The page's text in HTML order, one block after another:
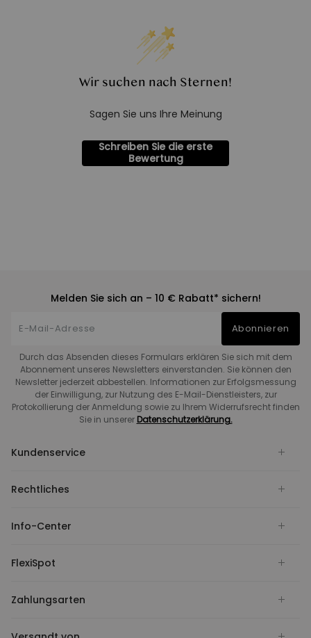
Wir suchen nach Sternen!
Sagen Sie uns Ihre Meinung
Schreiben Sie die erste
Bewertung
Melden Sie sich an – 10 € Rabatt* sichern!
Abonnieren
Durch das Absenden dieses Formulars erklären Sie sich mit dem
Abonnement unseres Newsletters einverstanden. Sie können den
Newsletter jederzeit abbestellen. Informationen zur Erfolgsmessung
der Einwilligung, zur Nutzung des E-Mail-Dienstleisters, zur
Protokollierung der Anmeldung sowie zu Ihrem Widerrufsrecht finden
Sie in unserer Datenschutzerklärung.
Kundenservice
Rechtliches
Info-Center
FlexiSpot
Zahlungsarten